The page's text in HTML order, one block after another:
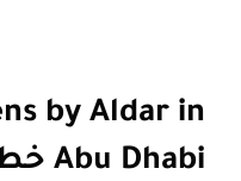
by Aldar in
Abu Dhabi خطة الدفع